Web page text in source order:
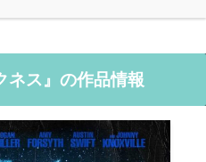
ネス』の作品情報